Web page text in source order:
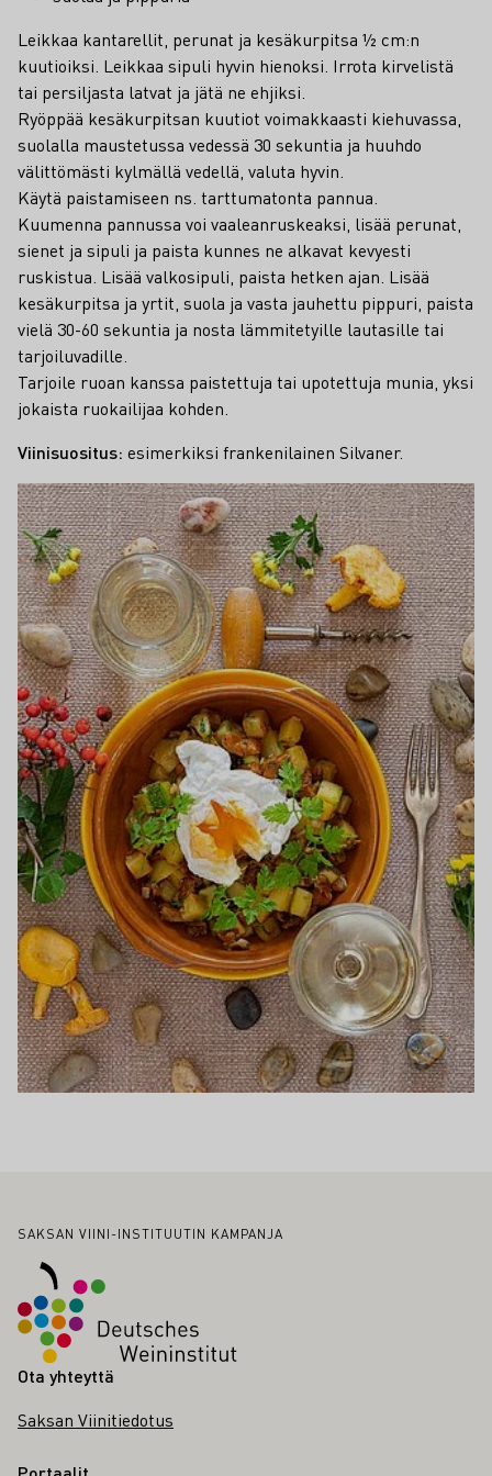
Leikkaa kantarellit, perunat ja kesäkurpitsa ½ cm:n
kuutioiksi. Leikkaa sipuli hyvin hienoksi. Irrota kirvelistä
tai persiljasta latvat ja jätä ne ehjiksi.
Ryöppää kesäkurpitsan kuutiot voimakkaasti kiehuvassa,
suolalla maustetussa vedessä 30 sekuntia ja huuhdo
välittömästi kylmällä vedellä, valuta hyvin.
Käytä paistamiseen ns. tarttumatonta pannua.
Kuumenna pannussa voi vaaleanruskeaksi, lisää perunat,
sienet ja sipuli ja paista kunnes ne alkavat kevyesti
ruskistua. Lisää valkosipuli, paista hetken ajan. Lisää
kesäkurpitsa ja yrtit, suola ja vasta jauhettu pippuri, paista
vielä 30-60 sekuntia ja nosta lämmitetyille lautasille tai
tarjoiluvadille.
Tarjoile ruoan kanssa paistettuja tai upotettuja munia, yksi
jokaista ruokailijaa kohden.
Viinisuositus: esimerkiksi frankenilainen Silvaner.
Alatunniste
SAKSAN VIINI-INSTITUUTIN KAMPANJA
Ota yhteyttä
Saksan Viinitiedotus